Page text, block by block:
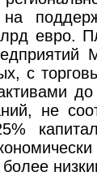
евро.
с
не
более